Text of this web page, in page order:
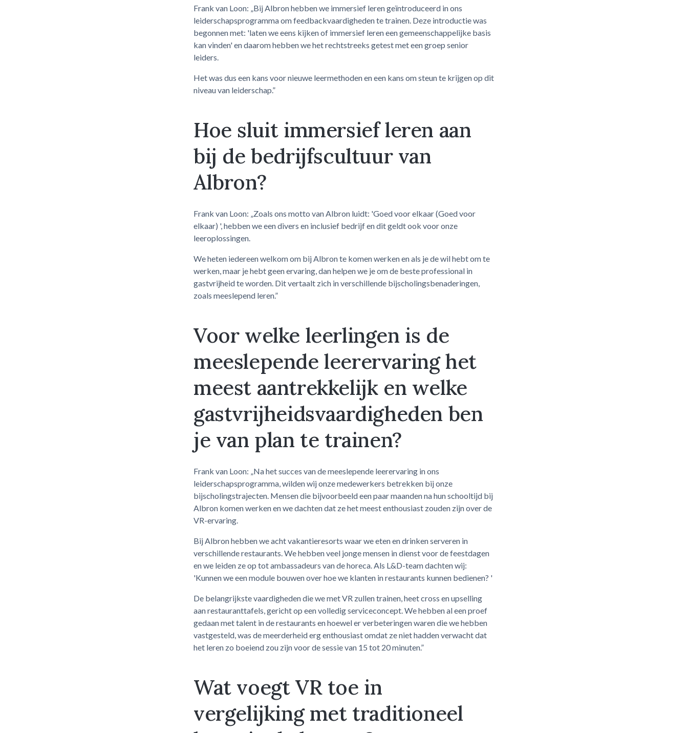
Frank van Loon: „Bij Albron hebben we immersief leren geïntroduceerd in ons
leiderschapsprogramma om feedbackvaardigheden te trainen. Deze introductie was
begonnen met: 'laten we eens kijken of immersief leren een gemeenschappelijke basis
kan vinden' en daarom hebben we het rechtstreeks getest met een groep senior
leiders.
Het was dus een kans voor nieuwe leermethoden en een kans om steun te krijgen op dit
niveau van leiderschap.”
Hoe sluit immersief leren aan
bij de bedrijfscultuur van
Albron?
Frank van Loon: „Zoals ons motto van Albron luidt: 'Goed voor elkaar (Goed voor
elkaar) ', hebben we een divers en inclusief bedrijf en dit geldt ook voor onze
leeroplossingen.
We heten iedereen welkom om bij Albron te komen werken en als je de wil hebt om te
werken, maar je hebt geen ervaring, dan helpen we je om de beste professional in
gastvrijheid te worden. Dit vertaalt zich in verschillende bijscholingsbenaderingen,
zoals meeslepend leren.”
Voor welke leerlingen is de
meeslepende leerervaring het
meest aantrekkelijk en welke
gastvrijheidsvaardigheden ben
je van plan te trainen?
Frank van Loon: „Na het succes van de meeslepende leerervaring in ons
leiderschapsprogramma, wilden wij onze medewerkers betrekken bij onze
bijscholingstrajecten. Mensen die bijvoorbeeld een paar maanden na hun schooltijd bij
Albron komen werken en we dachten dat ze het meest enthousiast zouden zijn over de
VR-ervaring.
Bij Albron hebben we acht vakantieresorts waar we eten en drinken serveren in
verschillende restaurants. We hebben veel jonge mensen in dienst voor de feestdagen
en we leiden ze op tot ambassadeurs van de horeca. Als L&D-team dachten wij:
'Kunnen we een module bouwen over hoe we klanten in restaurants kunnen bedienen? '
De belangrijkste vaardigheden die we met VR zullen trainen, heet cross en upselling
aan restauranttafels, gericht op een volledig serviceconcept. We hebben al een proef
gedaan met talent in de restaurants en hoewel er verbeteringen waren die we hebben
vastgesteld, was de meerderheid erg enthousiast omdat ze niet hadden verwacht dat
het leren zo boeiend zou zijn voor de sessie van 15 tot 20 minuten.”
Wat voegt VR toe in
vergelijking met traditioneel